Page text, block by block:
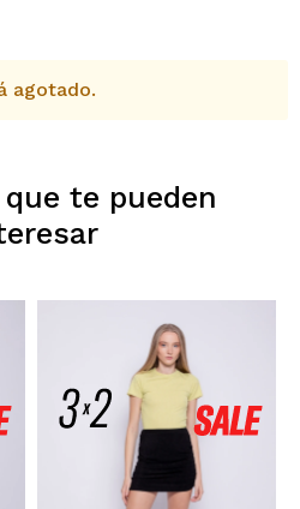
agotado.
te pueden